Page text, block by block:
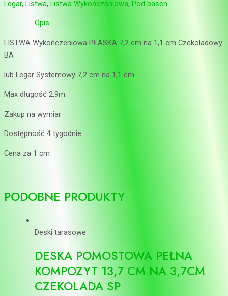
Legar, Listwa, Listwa Wykończeniowa, Pod basen
Opis
LISTWA Wykończeniowa PŁASKA 7,2 cm na 1,1 cm Czekoladowy
BA
lub Legar Systemowy 7,2 cm na 1,1 cm
Max długość 2,9m
Zakup na wymiar
Dostępność 4 tygodnie
Cena za 1 cm
PODOBNE PRODUKTY
Deski tarasowe
DESKA POMOSTOWA PEŁNA
KOMPOZYT 13,7 CM NA 3,7CM
CZEKOLADA SP